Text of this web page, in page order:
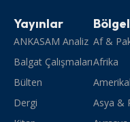
Yayınlar
ANKASAM Analiz
Balgat Çalışmaları
Bülten
Dergi
Af &
Afrika
Asya &